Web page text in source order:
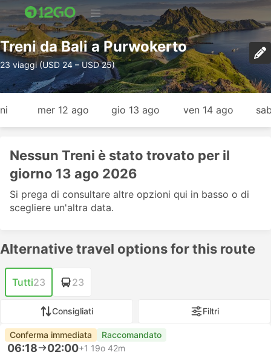
Treni da Bali a Purwokerto
23 viaggi (USD 24 – USD 25)
mer 12 ago gio 13 ago ven 14 ago
Nessun Treni è stato trovato per il
giorno 13 ago 2026
Si prega di consultare altre opzioni qui in basso o di
scegliere un'altra data.
Alternative travel options for this route
Tutti23 23
Consigliati Filtri
Conferma immediata Raccomandato
06:18 02:00+1 19o 42m